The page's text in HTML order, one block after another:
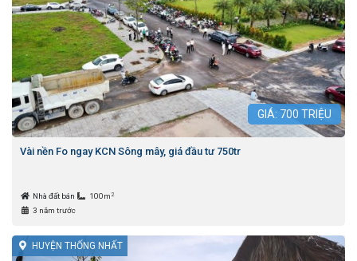
GIÁ: 700 TRIỆU
Vài nền Fo ngay KCN Sông mây, giá đầu tư 750tr
Nhà đất bán 100m 2
3 năm trước
HUYỆN THỐNG NHẤT